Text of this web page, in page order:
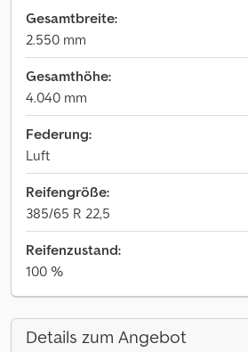
Gesamtbreite:
2.550 mm
Gesamthöhe:
4.040 mm
Federung:
Luft
Reifengröße:
385/65 R 22,5
Reifenzustand:
100 %
Details zum Angebot